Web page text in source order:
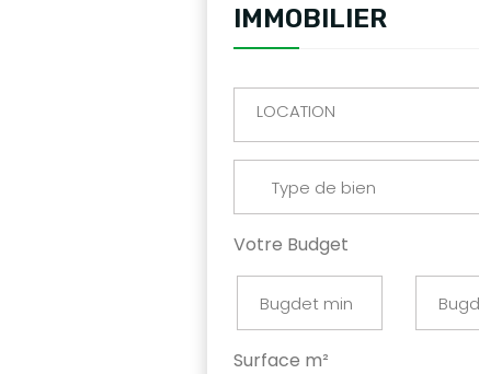
IMMOBILIER
LOCATION
Type de bien
Votre Budget
Surface m²